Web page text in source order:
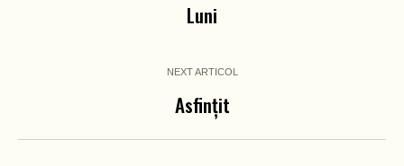
Luni
NEXT ARTICOL
Asfințit